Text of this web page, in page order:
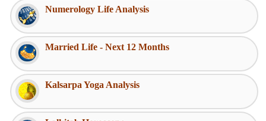
Numerology Life Analysis
Married Life - Next 12 Months
Kalsarpa Yoga Analysis